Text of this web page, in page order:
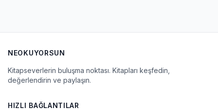
NEOKUYORSUN
Kitapseverlerin buluşma noktası. Kitapları keşfedin,
değerlendirin ve paylaşın.
HIZLI BAĞLANTILAR